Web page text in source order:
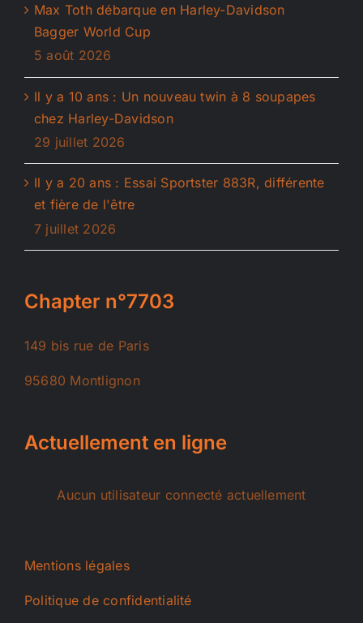
Max Toth débarque en Harley-Davidson
Bagger World Cup
5 août 2026
Il y a 10 ans : Un nouveau twin à 8 soupapes
chez Harley-Davidson
29 juillet 2026
Il y a 20 ans : Essai Sportster 883R, différente
et fière de l'être
7 juillet 2026
Chapter n°7703
149 bis rue de Paris
95680 Montlignon
Actuellement en ligne
Aucun utilisateur connecté actuellement
Mentions légales
Politique de confidentialité